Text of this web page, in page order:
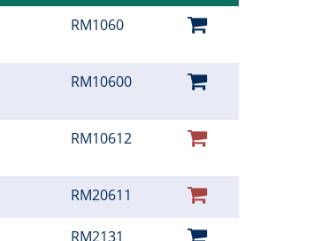
RM1060
RM10600
RM10612
RM20611
RM2131